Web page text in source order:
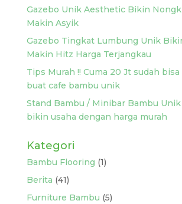
Gazebo Unik Aesthetic Bikin
Makin Asyik
Gazebo Tingkat Lumbung Unik
Makin Hitz Harga Terjangkau
Tips Murah !! Cuma 20 Jt sudah
buat cafe bambu unik
Stand Bambu / Minibar Bambu
bikin usaha dengan harga murah
Kategori
Bambu Flooring (1)
Berita (41)
Furniture Bambu (5)